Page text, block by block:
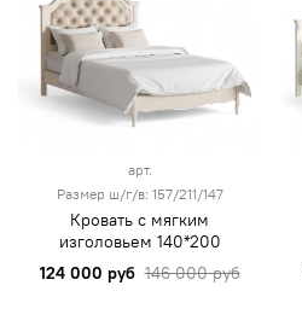
арт.
Размер ш/г/в: 157/211/147
Кровать с мягким
изголовьем 140*200
124 000 руб 146 000 руб